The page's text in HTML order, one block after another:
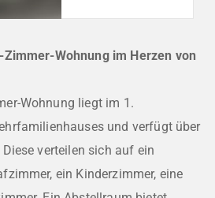
Wohnung im Herzen von
Wohnung liegt im 1.
und verfügt über
verteilen sich auf ein
ein Kinderzimmer, eine